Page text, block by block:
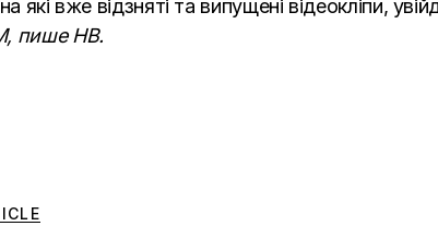
які вже відзняті та випущені відеокліпи,
пише НВ.